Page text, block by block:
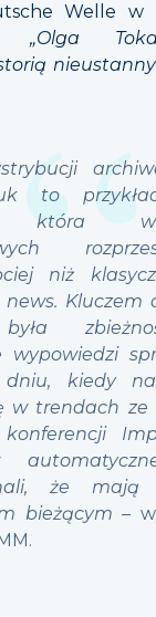
Welle w
„Olga
to
która
niż
Kluczem
wypowiedzi
kiedy
w trendach
że mają
bieżącym –